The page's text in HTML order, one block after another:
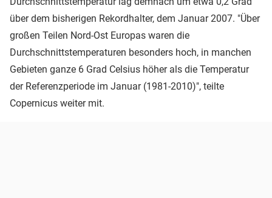
über dem bisherigen Rekordhalter, dem Januar 2007. "Über
großen Teilen Nord-Ost Europas waren die
Durchschnittstemperaturen besonders hoch, in manchen
Gebieten ganze 6 Grad Celsius höher als die Temperatur
der Referenzperiode im Januar (1981-2010)", teilte
Copernicus weiter mit.